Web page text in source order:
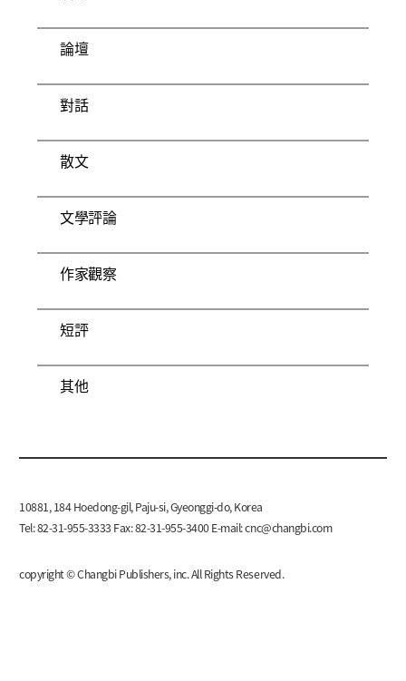
論壇
對話
散文
文學評論
作家觀察
短評
其他
10881, 184 Hoedong-gil, Paju-si, Gyeonggi-do, Korea
Tel: 82-31-955-3333 Fax: 82-31-955-3400 E-mail:cnc@changbi.com
copyright © Changbi Publishers, inc. All Rights Reserved.